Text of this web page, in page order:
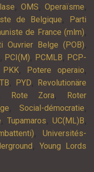
,OMS,Operaïsme,
de Belgique,
Parti
de France (mlm),
Ouvrier Belge (POB),
, PCI(M), PCMLB, PCP-
PKK, Potere operaio,
, PYD,
Revolutionäre
, Rote Zora,
Roter
, Social-démocratie,
, Tupamaros, UC(ML)B,
,Universités-
,Young Lords